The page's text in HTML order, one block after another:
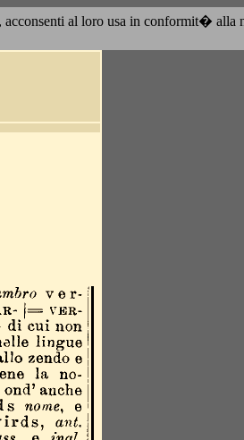
acconsenti al loro usa in conformit� alla